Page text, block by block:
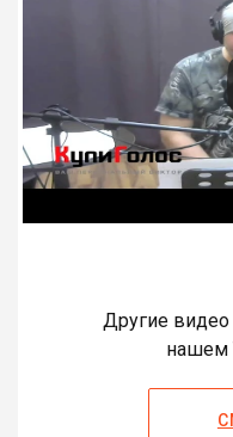
Другие видео
нашем